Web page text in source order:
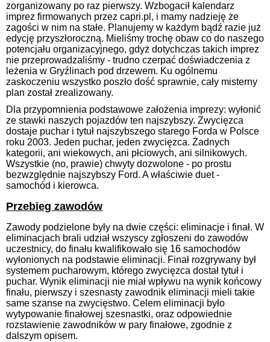
zorganizowany po raz pierwszy. Wzbogacił kalendarz
imprez firmowanych przez capri.pl, i mamy nadzieję że
zagości w nim na stałe. Planujemy w każdym bądź razie już
edycję przyszłoroczną. Mieliśmy trochę obaw co do naszego
potencjału organizacyjnego, gdyż dotychczas takich imprez
nie przeprowadzaliśmy - trudno czerpać doświadczenia z
leżenia w Gryźlinach pod drzewem. Ku ogólnemu
zaskoczeniu wszystko poszło dość sprawnie, cały misterny
plan został zrealizowany.
Dla przypomnienia podstawowe założenia imprezy: wyłonić
ze stawki naszych pojazdów ten najszybszy. Zwycięzca
dostaje puchar i tytuł najszybszego starego Forda w Polsce
roku 2003. Jeden puchar, jeden zwycięzca. Żadnych
kategorii, ani wiekowych, ani płciowych, ani silnikowych.
Wszystkie (no, prawie) chwyty dozwolone - po prostu
bezwzględnie najszybszy Ford. A właściwie duet -
samochód i kierowca.
Przebieg zawodów
Zawody podzielone były na dwie części: eliminacje i finał. W
eliminacjach brali udział wszyscy zgłoszeni do zawodów
uczestnicy, do finału kwalifikowało się 16 samochodów
wyłonionych na podstawie eliminacji. Finał rozgrywany był
systemem pucharowym, którego zwycięzca dostał tytuł i
puchar. Wynik eliminacji nie miał wpływu na wynik końcowy
finału, pierwszy i szesnasty zawodnik eliminacji mieli takie
same szanse na zwycięstwo. Celem eliminacji było
wytypowanie finałowej szesnastki, oraz odpowiednie
rozstawienie zawodników w pary finałowe, zgodnie z
dalszym opisem.